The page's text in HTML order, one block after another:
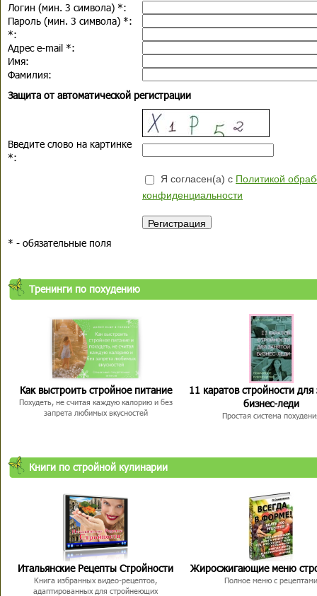
Логин (мин. 3 символа) *:
Пароль (мин. 3 символа) *:
*:
Адрес e-mail *:
Имя:
Фамилия:
Защита от автоматической регистрации
Введите слово на картинке
*:
Я согласен(а) с Политикой
конфиденциальности
* - обязательные поля
Тренинги по похудению
Как выстроить стройное питание
Похудеть, не считая каждую калорию и без
запрета любимых вкусностей
11 каратов стройности для
бизнес-леди
Простая система
Книги по стройной кулинарии
Итальянские Рецепты Стройности
Книга избранных видео-рецептов,
адаптированных для стройнеющих
Жиросжигающие меню
Полное меню с рецептами